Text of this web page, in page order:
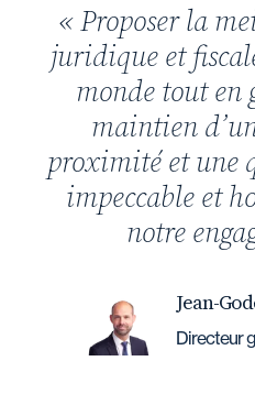
« Proposer la
juridique et
monde tout en
maintien
proximité et une
impeccable et
notre
Jean-
Directeur